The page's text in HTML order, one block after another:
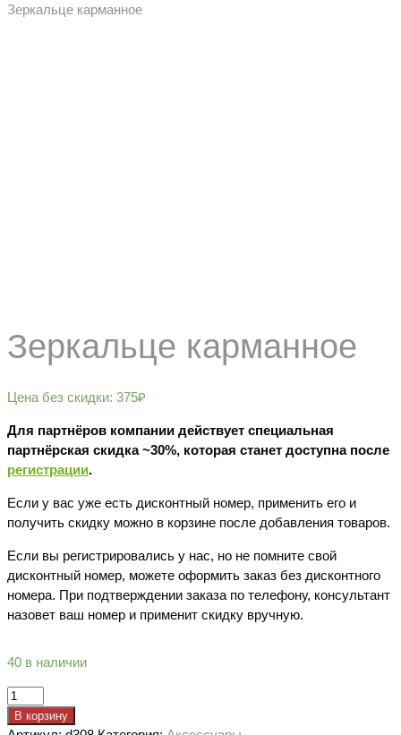
Зеркальце карманное
Зеркальце карманное
Цена без скидки: 375₽
Для партнёров компании действует специальная
партнёрская скидка ~30%, которая станет доступна после
регистрации.
Если у вас уже есть дисконтный номер, применить его и
получить скидку можно в корзине после добавления товаров.
Если вы регистрировались у нас, но не помните свой
дисконтный номер, можете оформить заказ без дисконтного
номера. При подтверждении заказа по телефону, консультант
назовет ваш номер и применит скидку вручную.
40 в наличии
Количество
товара
В корзину